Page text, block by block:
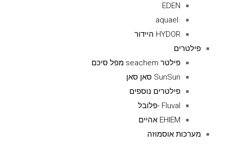
EDEN
.aquael
HYDOR היידור
פילטרים
פילטר seachem מפל סיכם
SunSun סאן סאן
פילטרים נוספים
Fluval -פלובל
EHIEM אהיים
מערכות אוסמוזה